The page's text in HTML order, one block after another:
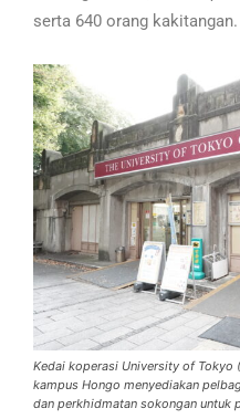
serta 640 orang kakitangan.
Kedai koperasi University of
kampus Hongo menyediakan
dan perkhidmatan sokongan untuk